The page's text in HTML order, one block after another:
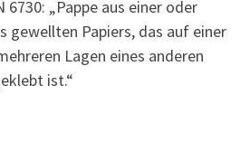
„Pappe aus einer oder
gewellten Papiers, das auf einer
Lagen eines anderen
ist.“